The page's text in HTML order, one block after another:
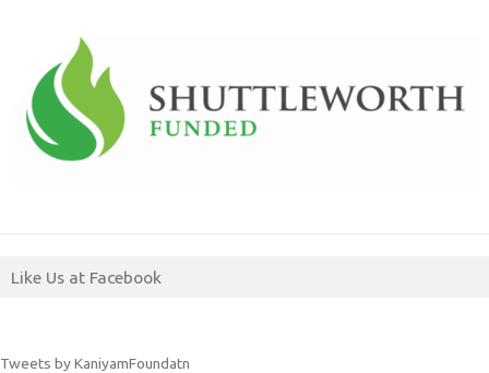
Like Us at Facebook
Tweets by KaniyamFoundatn